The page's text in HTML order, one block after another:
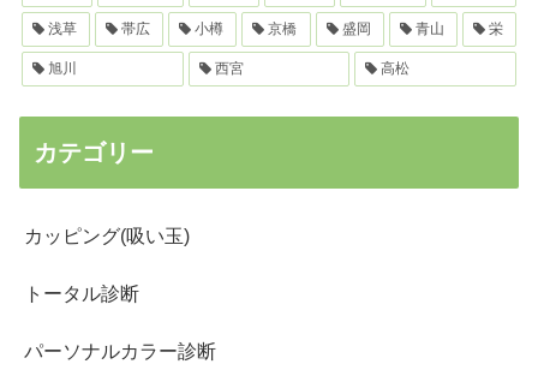
浅草 帯広 小樽 京橋 盛岡 青山 栄
旭川 西宮 高松
カテゴリー
カッピング(吸い玉)
トータル診断
パーソナルカラー診断